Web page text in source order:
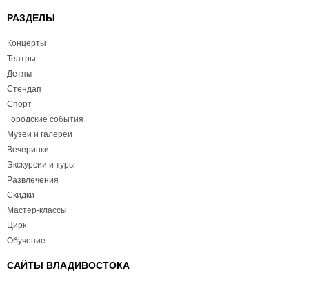
РАЗДЕЛЫ
Концерты
Театры
Детям
Стендап
Спорт
Городские события
Музеи и галереи
Вечеринки
Экскурсии и туры
Развлечения
Скидки
Мастер-классы
Цирк
Обучение
САЙТЫ ВЛАДИВОСТОКА